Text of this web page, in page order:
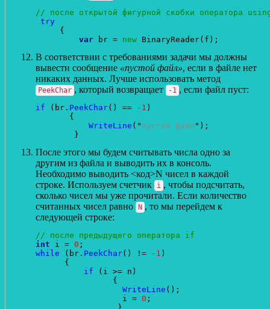
// после открытой фигурной скобки оператора
try
     {
var br = new
В соответствии с требованиями задачи мы должны
вывести сообщение «пустой файл», если в файле нет
никаких данных. Лучше использовать метод
PeekChar , который возвращает -1 , если файл пуст:
if (br. PeekChar() == -1 )
       {
WriteLine (" пустой файл ");
После этого мы будем считывать числа одно за
другим из файла и выводить их в консоль.
Необходимо выводить <код>N чисел в каждой
строке. Используем счетчик
i , чтобы подсчитать,
сколько чисел мы уже прочитали. Если количество
считанных чисел равно N , то мы перейдем к
следующей строке:
// после предыдущего оператора if
int i = 0
while (br. PeekChar() != -1 )
      {
if (i >= n)
                {
WriteLine ();
                  i =
0 ;